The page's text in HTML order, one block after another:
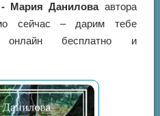
- Мария Даниловаавтора
сейчас – дарим тебе
онлайн бесплатно и